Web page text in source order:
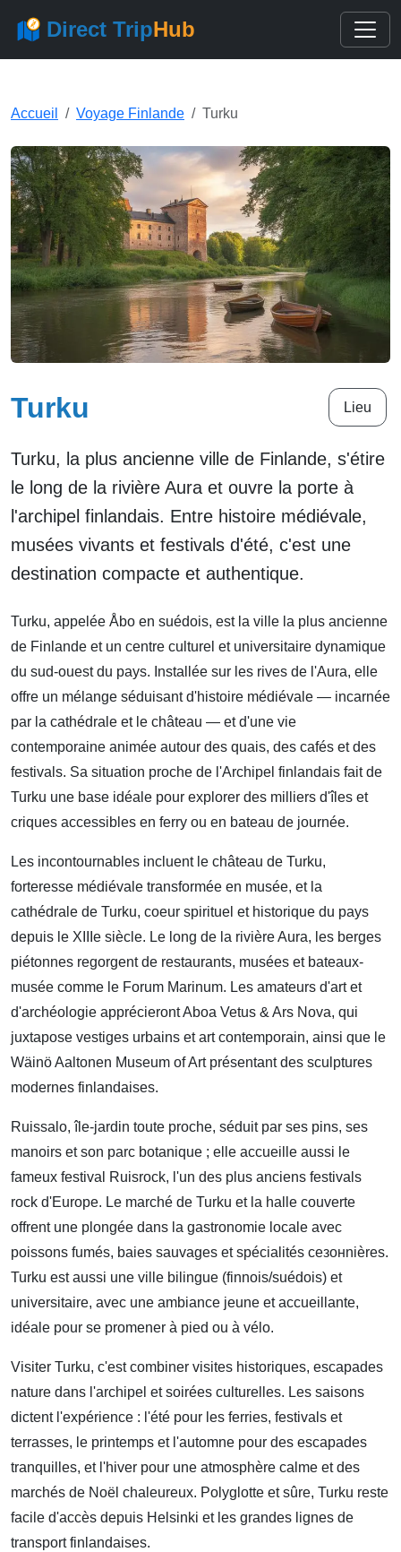
Direct TripHub
Accueil Voyage Finlande Turku
Turku Lieu
Turku, la plus ancienne ville de Finlande, s'étire
le long de la rivière Aura et ouvre la porte à
l'archipel finlandais. Entre histoire médiévale,
musées vivants et festivals d'été, c'est une
destination compacte et authentique.
Turku, appelée Åbo en suédois, est la ville la plus ancienne
de Finlande et un centre culturel et universitaire dynamique
du sud-ouest du pays. Installée sur les rives de l'Aura, elle
offre un mélange séduisant d'histoire médiévale — incarnée
par la cathédrale et le château — et d'une vie
contemporaine animée autour des quais, des cafés et des
festivals. Sa situation proche de l'Archipel finlandais fait de
Turku une base idéale pour explorer des milliers d'îles et
criques accessibles en ferry ou en bateau de journée.
Les incontournables incluent le château de Turku,
forteresse médiévale transformée en musée, et la
cathédrale de Turku, coeur spirituel et historique du pays
depuis le XIIIe siècle. Le long de la rivière Aura, les berges
piétonnes regorgent de restaurants, musées et bateaux-
musée comme le Forum Marinum. Les amateurs d'art et
d'archéologie apprécieront Aboa Vetus & Ars Nova, qui
juxtapose vestiges urbains et art contemporain, ainsi que le
Wäinö Aaltonen Museum of Art présentant des sculptures
modernes finlandaises.
Ruissalo, île-jardin toute proche, séduit par ses pins, ses
manoirs et son parc botanique ; elle accueille aussi le
fameux festival Ruisrock, l'un des plus anciens festivals
rock d'Europe. Le marché de Turku et la halle couverte
offrent une plongée dans la gastronomie locale avec
poissons fumés, baies sauvages et spécialités сезонnières.
Turku est aussi une ville bilingue (finnois/suédois) et
universitaire, avec une ambiance jeune et accueillante,
idéale pour se promener à pied ou à vélo.
Visiter Turku, c'est combiner visites historiques, escapades
nature dans l'archipel et soirées culturelles. Les saisons
dictent l'expérience : l'été pour les ferries, festivals et
terrasses, le printemps et l'automne pour des escapades
tranquilles, et l'hiver pour une atmosphère calme et des
marchés de Noël chaleureux. Polyglotte et sûre, Turku reste
facile d'accès depuis Helsinki et les grandes lignes de
transport finlandaises.